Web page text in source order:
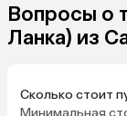
Вопросы о
Ланка) из
Сколько стоит
Минимальная